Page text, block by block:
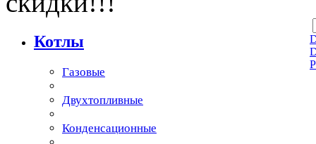
Котлы
Газовые
Двухтопливные
Конденcационные